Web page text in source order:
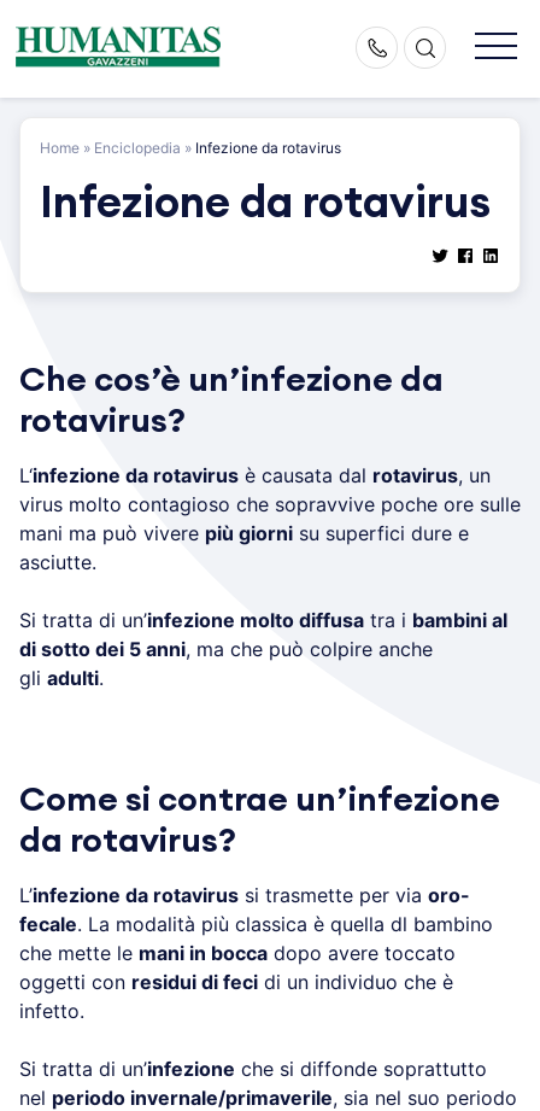
content
Home » Enciclopedia » Infezione da rotavirus
Infezione da rotavirus
Che cos’è un’infezione da
rotavirus?
L‘infezione da rotavirus è causata dal rotavirus, un
virus molto contagioso che sopravvive poche ore sulle
mani ma può vivere più giorni su superfici dure e
asciutte.
Si tratta di un’infezione molto diffusa tra i bambini al
di sotto dei 5 anni, ma che può colpire anche
gli adulti.
Come si contrae un’infezione
da rotavirus?
L’infezione da rotavirus si trasmette per via oro-
fecale. La modalità più classica è quella dl bambino
che mette le mani in bocca dopo avere toccato
oggetti con residui di feci di un individuo che è
infetto.
Si tratta di un’infezione che si diffonde soprattutto
nel periodo invernale/primaverile, sia nel suo periodo